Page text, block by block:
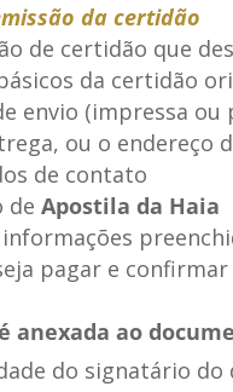
da certidão
de certidão que
da certidão
envio (impressa
ou o endereço
de contato
de Apostila da Haia
pagar e
é anexada ao
do signatário